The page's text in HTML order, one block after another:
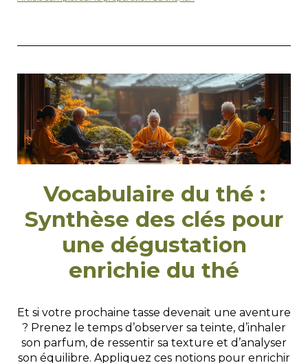
Vocabulaire du thé :
Synthèse des clés pour
une dégustation
enrichie du thé
Et si votre prochaine tasse devenait une aventure
? Prenez le temps d’observer sa teinte, d’inhaler
son parfum, de ressentir sa texture et d’analyser
son équilibre. Appliquez ces notions pour enrichir